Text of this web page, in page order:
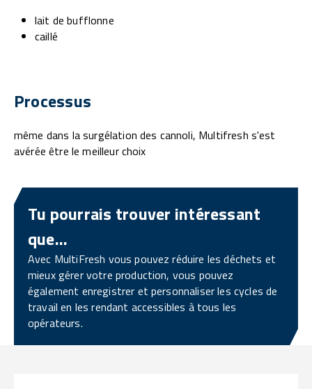
lait de bufflonne
caillé
Processus
même dans la surgélation des cannoli, Multifresh s'est
avérée être le meilleur choix
Tu pourrais trouver intéressant
que...
Avec MultiFresh vous pouvez réduire les déchets et
mieux gérer votre production, vous pouvez
également enregistrer et personnaliser les cycles de
travail en les rendant accessibles à tous les
opérateurs.